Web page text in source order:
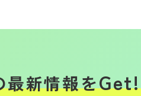
最新情報をGet!